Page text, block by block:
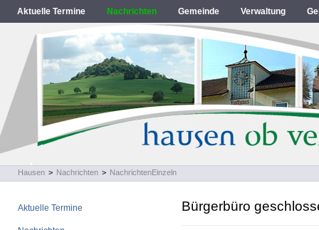
Aktuelle Termine Nachrichten Gemeinde Verwaltung
Hausen > Nachrichten > NachrichtenEinzeln
Aktuelle Termine Bürgerbüro